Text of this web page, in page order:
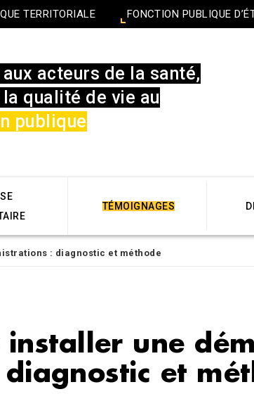
TERRITORIALE FONCTION PUBLIQUE
acteurs de la santé,
qualité de vie au
publique
TÉMOIGNAGES
: diagnostic et méthode
une
et